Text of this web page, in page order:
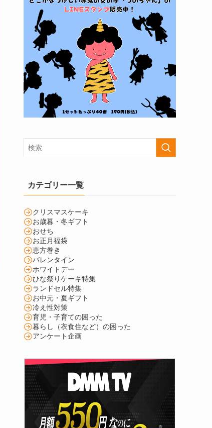
カテゴリー一覧
クリスマスケーキ
お歳暮・冬ギフト
おせち
お正月福袋
恵方巻き
バレンタイン
ホワイトデー
ひな祭りケーキ特集
ランドセル特集
お中元・夏ギフト
冷え性対策
育児・子育ての困った
暮らし（衣食住など）の困った
アンケート企画